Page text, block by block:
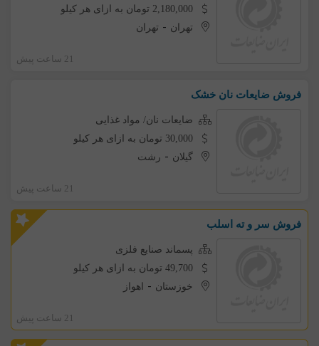
2,180,000 تومان به ازای هر کیلو
تهران - تهران
21 ساعت پیش
فروش ضایعات نان خشک
ضایعات نان/ مواد غذایی
30,000 تومان به ازای هر کیلو
گیلان - رشت
21 ساعت پیش
فروش سر و ته اسلب
پسماند صنایع فلزی
49,700 تومان به ازای هر کیلو
خوزستان - اهواز
21 ساعت پیش